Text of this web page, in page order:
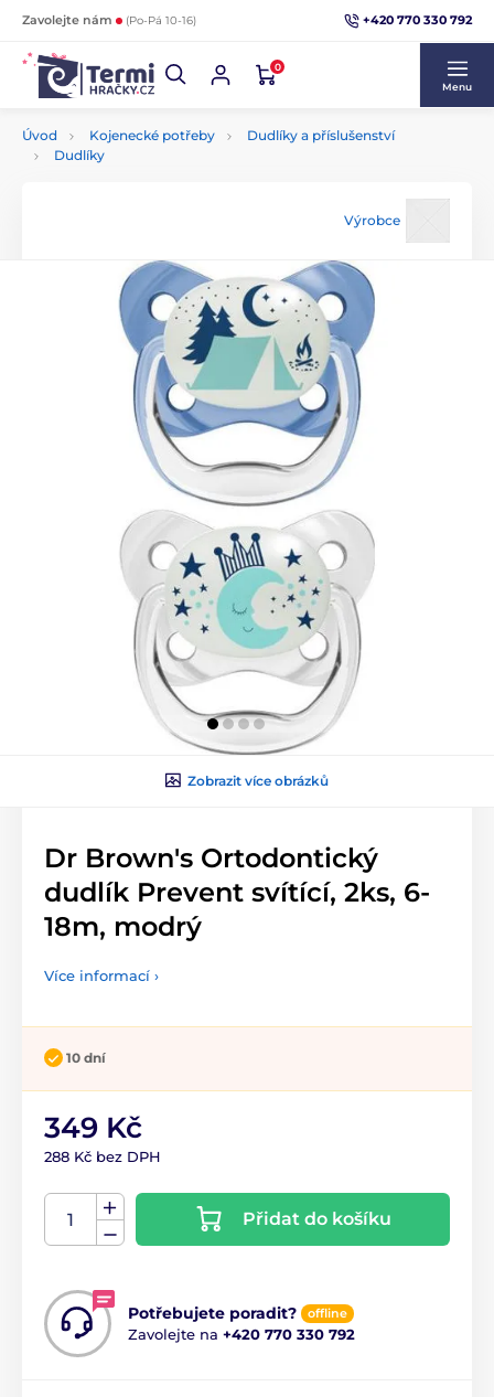
Zavolejte nám (Po-Pá 10-16) +420 770 330 792
0
Menu
Úvod Kojenecké potřeby
Dudlíky a příslušenství
Dudlíky
Výrobce
Zobrazit více obrázků
Dr Brown's Ortodontický
dudlík Prevent svítící, 2ks, 6-
18m, modrý
Více informací ›
10 dní
349 Kč
288 Kč bez DPH
Přidat do košíku
Potřebujete poradit? offline
Zavolejte na +420 770 330 792